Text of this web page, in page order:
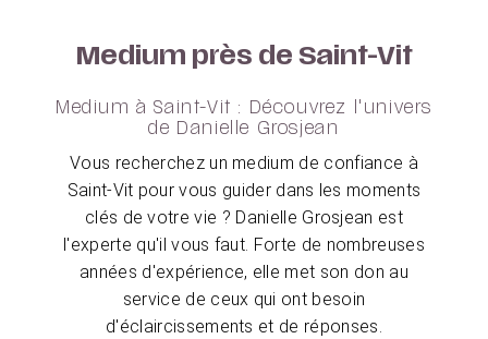
Medium près de Saint-Vit
Medium à Saint-Vit : Découvrez l'univers
de Danielle Grosjean
Vous recherchez un medium de confiance à
Saint-Vit pour vous guider dans les moments
clés de votre vie ? Danielle Grosjean est
l'experte qu'il vous faut. Forte de nombreuses
années d'expérience, elle met son don au
service de ceux qui ont besoin
d'éclaircissements et de réponses.